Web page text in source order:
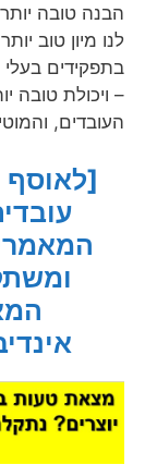
הבנה טובה
לנו מיון טוב
בתפקידים
– ויכולת טובה
העובדים,
[לאוסף